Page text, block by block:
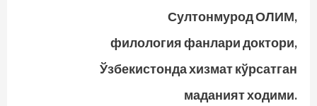
Султонмурод ОЛИМ,
филология фанлари доктори,
Ўзбекистонда хизмат кўрсатган
маданият ходими.